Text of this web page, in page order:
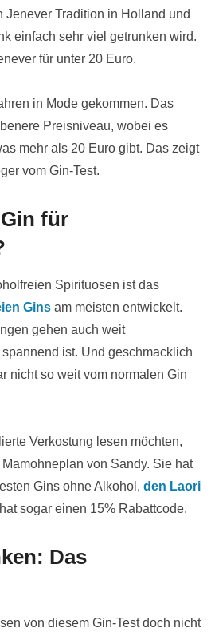
Jenever Tradition in Holland und
einfach sehr viel getrunken wird.
für unter 20 Euro.
in Mode gekommen. Das
Preisniveau, wobei es
mehr als 20 Euro gibt. Das zeigt
vom Gin-Test.
für
Spirituosen ist das
Ginsam meisten entwickelt.
gehen auch weit
ist. Und geschmacklich
nicht so weit vom normalen Gin
Verkostung lesen möchten,
von Sandy. Sie hat
Gins ohne Alkohol, den Laori
sogar einen 15% Rabattcode.
Das
von diesem Gin-Test doch nicht